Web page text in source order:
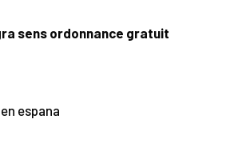
sens ordonnance gratuit
espana